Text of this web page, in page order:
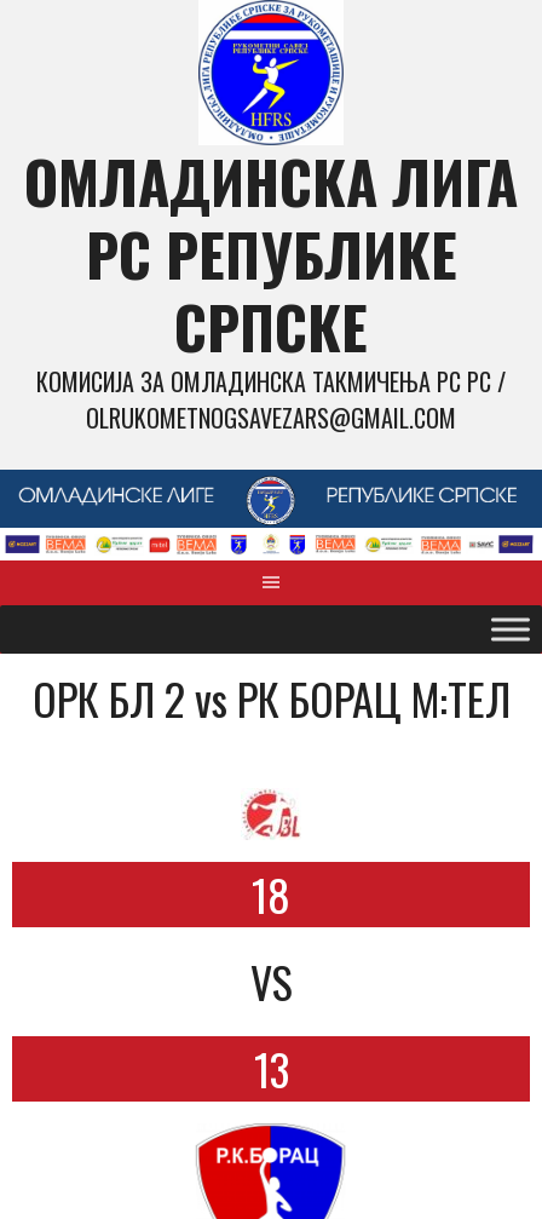
ОМЛАДИНСКА ЛИГА
РС РЕПУБЛИКЕ
СРПСКЕ
КОМИСИЈА ЗА ОМЛАДИНСКА ТАКМИЧЕЊА РС РС /
OLRUKOMETNOGSAVEZARS@GMAIL.COM
OРК БЛ 2 vs РК БОРАЦ М:ТЕЛ
18
VS
13